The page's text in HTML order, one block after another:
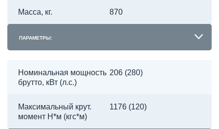
Масса, кг. 870
ПАРАМЕТРЫ:
Номинальная мощность
брутто, кВт (л.с.)
206 (280)
Максимальный крут.
момент Н*м (кгс*м)
1176 (120)